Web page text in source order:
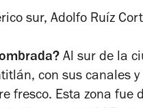
sur, Adolfo Ruíz
Al sur de la
con sus canales
fresco. Esta zona